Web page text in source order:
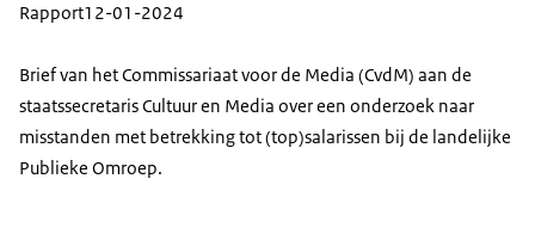
Rapport12-01-2024
Brief van het Commissariaat voor de Media (CvdM) aan de
staatssecretaris Cultuur en Media over een onderzoek naar
misstanden met betrekking tot (top)salarissen bij de landelijke
Publieke Omroep.